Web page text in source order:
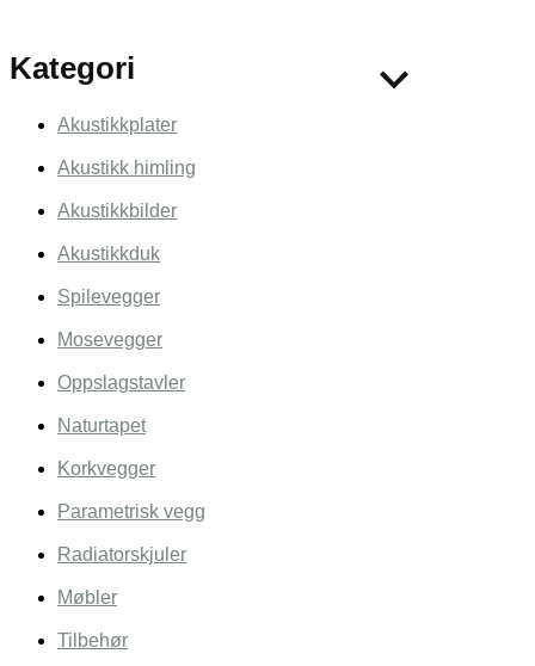
Kategori
Akustikkplater
Akustikk himling
Akustikkbilder
Akustikkduk
Spilevegger
Mosevegger
Oppslagstavler
Naturtapet
Korkvegger
Parametrisk vegg
Radiatorskjuler
Møbler
Tilbehør